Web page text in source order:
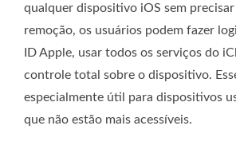
qualquer dispositivo iOS sem precisar
remoção, os usuários podem fazer
ID Apple, usar todos os serviços do
controle total sobre o dispositivo.
especialmente útil para dispositivos
que não estão mais acessíveis.